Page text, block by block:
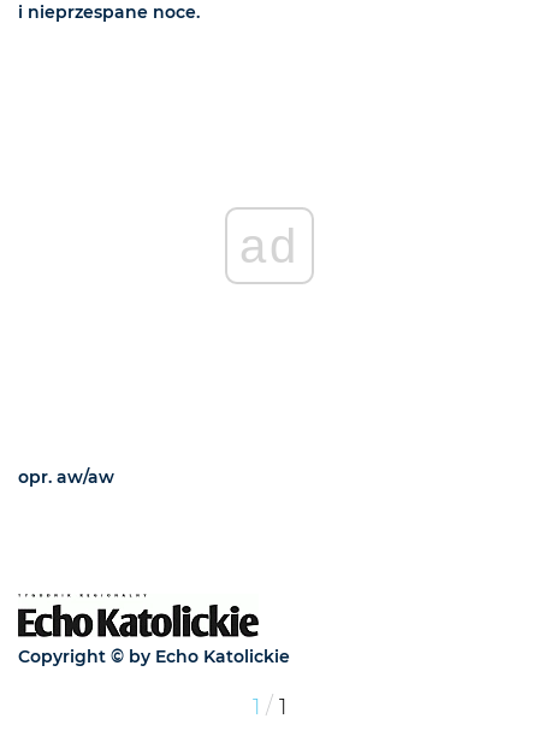
i nieprzespane noce.
ad
opr. aw/aw
Copyright © by Echo Katolickie
1 / 1